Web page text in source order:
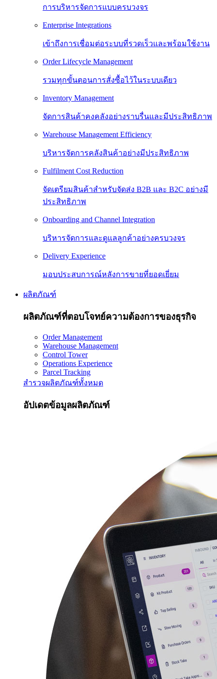
การบริหารจัดการแบบครบวงจร
Enterprise Integrations
เข้าถึงการเชื่อมต่อระบบที่รวดเร็วและพร้อมใช้งาน
Order Lifecycle Management
รวมทุกขั้นตอนการสั่งซื้อไว้ในระบบเดียว
Inventory Management
จัดการสินค้าคงคลังอย่างราบรื่นและมีประสิทธิภาพ
Warehouse Management Efficiency
บริหารจัดการคลังสินค้าอย่างมีประสิทธิภาพ
Fulfilment Cost Reduction
จัดเตรียมสินค้าสำหรับจัดส่ง B2B และ B2C อย่างมี
ประสิทธิภาพ
Onboarding and Channel Integration
บริหารจัดการและดูแลลูกค้าอย่างครบวงจร
Delivery Experience
มอบประสบการณ์หลังการขายที่ยอดเยี่ยม
ผลิตภัณฑ์
ผลิตภัณฑ์ที่ตอบโจทย์ความต้องการของธุรกิจ
Order Management
Warehouse Management
Control Tower
Operations Experience
Parcel Tracking
สำรวจผลิตภัณฑ์ทั้งหมด
อัปเดตข้อมูลผลิตภัณฑ์